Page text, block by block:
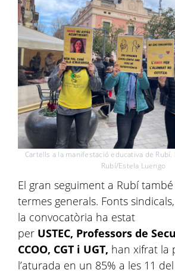
Cartells a la manifestació educativa de Rubí.
Rubí/Estela Luengo
El gran seguiment a Rubí
termes generals. Fonts
la convocatòria ha estat
per USTEC, Professors de
CCOO, CGT i UGT, han xifrat la
l’aturada en un 85% a les 11